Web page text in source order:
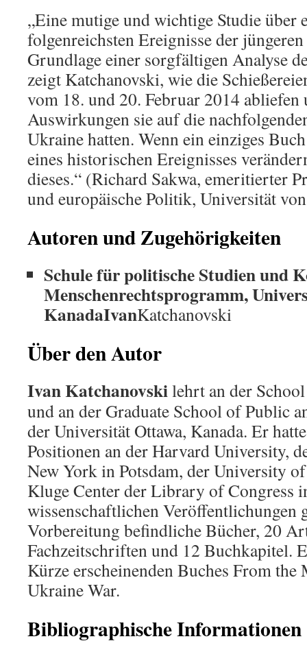
„Eine mutige und wichtige Studie über
folgenreichsten Ereignisse der
Grundlage einer sorgfältigen Analyse
zeigt Katchanovski, wie die
vom 18. und 20. Februar 2014 abliefen
Auswirkungen sie auf die
Ukraine hatten. Wenn ein einziges
eines historischen Ereignisses
dieses.“ (Richard Sakwa, emeritierter
und europäische Politik, Universität
Autoren und Zugehörigkeiten
Schule für politische Studien und
Menschenrechtsprogramm,
KanadaIvanKatchanovski
Über den Autor
Ivan Katchanovskilehrt an der
und an der Graduate School of Public
der Universität Ottawa, Kanada. Er
Positionen an der Harvard University,
New York in Potsdam, der University
Kluge Center der Library of Congress
wissenschaftlichen Veröffentlichungen
Vorbereitung befindliche Bücher, 20
Fachzeitschriften und 12 Buchkapitel.
Kürze erscheinenden Buches From the
Ukraine War.
Bibliographische Informationen